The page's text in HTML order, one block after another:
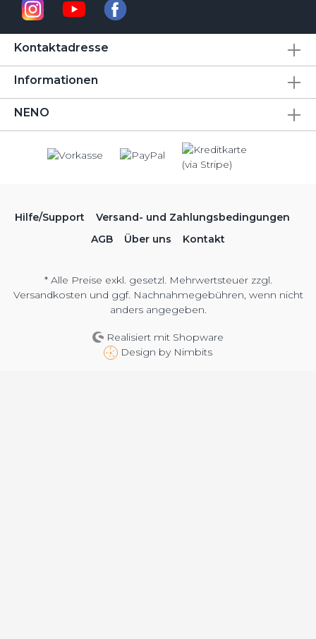
Kontaktadresse
Informationen
NENO
Hilfe/Support
Versand- und Zahlungsbedingungen
AGB
Über uns Kontakt
* Alle Preise exkl. gesetzl. Mehrwertsteuer zzgl.
Versandkosten und ggf. Nachnahmegebühren, wenn nicht
anders angegeben.
Realisiert mit Shopware
Design by Nimbits